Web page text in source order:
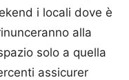
i locali dove è
alla
solo a quella
assicurer